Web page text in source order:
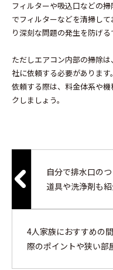
フィルターや吸込口などの
でフィルターなどを清掃し
り深刻な問題の発生を防げる
ただしエアコン内部の掃除
社に依頼する必要がありま
依頼する際は、料金体系や
クしましょう。
自分で排水口の
道具や洗浄剤も
4人家族におすすめの
際のポイントや狭い